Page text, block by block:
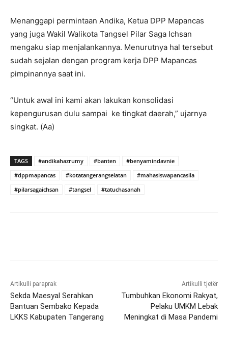
Menanggapi permintaan Andika, Ketua DPP Mapancas
yang juga Wakil Walikota Tangsel Pilar Saga Ichsan
mengaku siap menjalankannya. Menurutnya hal tersebut
sudah sejalan dengan program kerja DPP Mapancas
pimpinannya saat ini.
“Untuk awal ini kami akan lakukan konsolidasi
kepengurusan dulu sampai ke tingkat daerah,” ujarnya
singkat. (Aa)
TAGS #andikahazrumy #banten
#benyamindavnie
#dppmapancas
#kotatangerangselatan
#mahasiswapancasila
#pilarsagaichsan
#tangsel #tatuchasanah
Artikulli paraprak
Sekda Maesyal Serahkan
Bantuan Sembako Kepada
LKKS Kabupaten Tangerang
Artikulli tjetër
Tumbuhkan Ekonomi Rakyat,
Pelaku UMKM Lebak
Meningkat di Masa Pandemi